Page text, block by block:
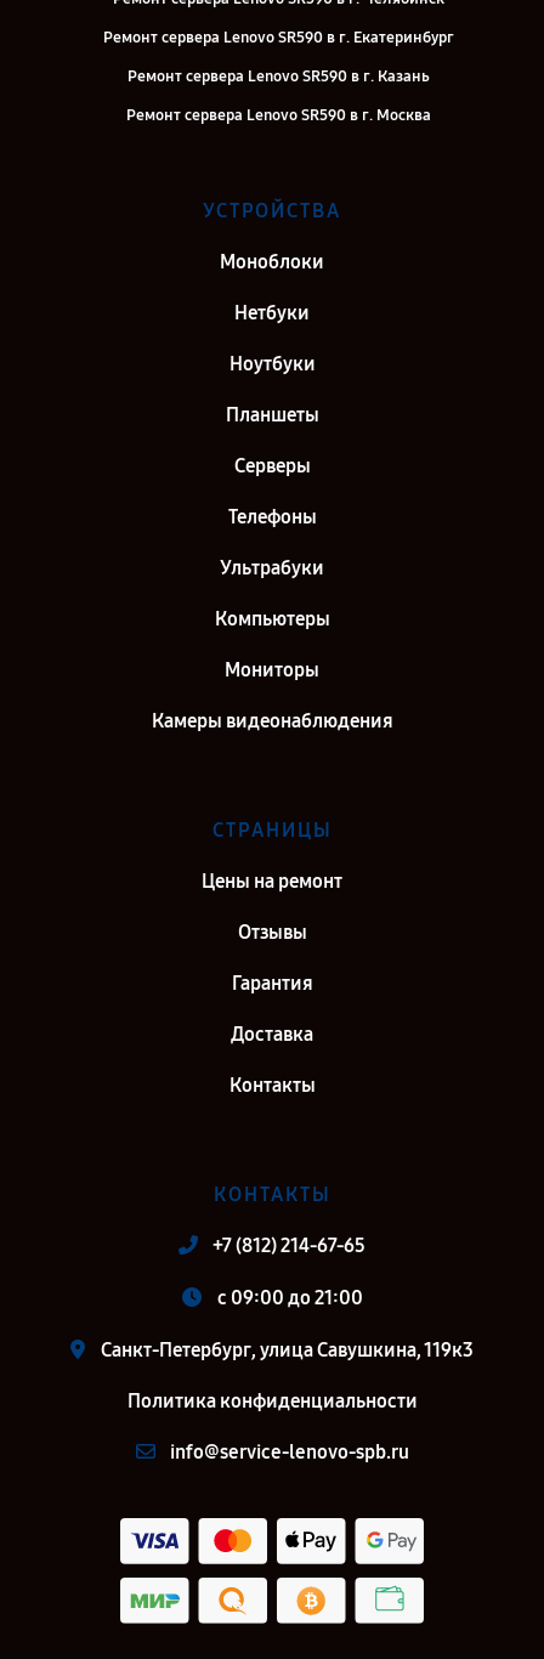
Ремонт сервера Lenovo SR590 в г. Екатеринбург
Ремонт сервера Lenovo SR590 в г. Казань
Ремонт сервера Lenovo SR590 в г. Москва
УСТРОЙСТВА
Моноблоки
Нетбуки
Ноутбуки
Планшеты
Серверы
Телефоны
Ультрабуки
Компьютеры
Мониторы
Камеры видеонаблюдения
СТРАНИЦЫ
Цены на ремонт
Отзывы
Гарантия
Доставка
Контакты
КОНТАКТЫ
+7 (812) 214-67-65
c 09:00 до 21:00
Санкт-Петербург, улица Савушкина, 119к3
Политика конфиденциальности
info@service-lenovo-spb.ru